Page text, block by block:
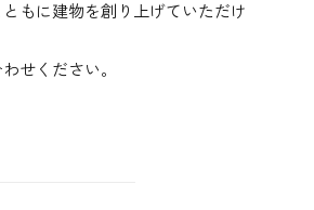
もに建物を創り上げていただけ
せください。